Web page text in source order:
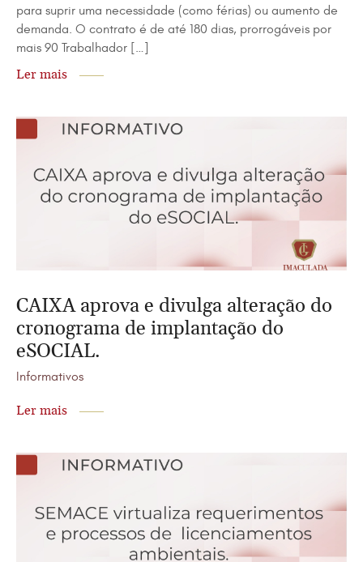
para suprir uma necessidade (como férias) ou aumento de
demanda. O contrato é de até 180 dias, prorrogáveis por
mais 90 Trabalhador […]
Ler mais
CAIXA aprova e divulga alteração do
cronograma de implantação do
eSOCIAL.
Informativos
Ler mais